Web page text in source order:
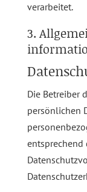
verarbeitet.
3.
Die Betreiber
persönlichen
entsprechend